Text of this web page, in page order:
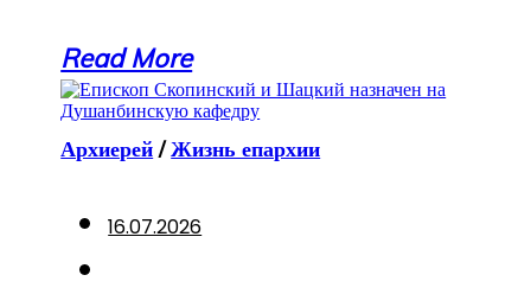
Read More
Архиерей /Жизнь епархии
16.07.2026